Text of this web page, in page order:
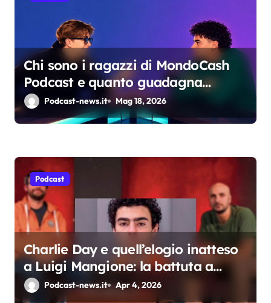
Chi sono i ragazzi di MondoCash
Podcast e quanto guadagna
davvero il progetto
Podcast-news.it Mag 18, 2026
Podcast
Charlie Day e quell’elogio inatteso
a Luigi Mangione: la battuta a
Tintoria che incendia il web
Podcast-news.it Apr 4, 2026